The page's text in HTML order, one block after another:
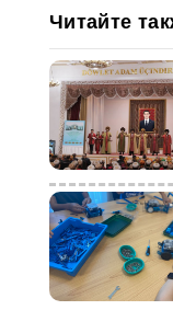
Читайте